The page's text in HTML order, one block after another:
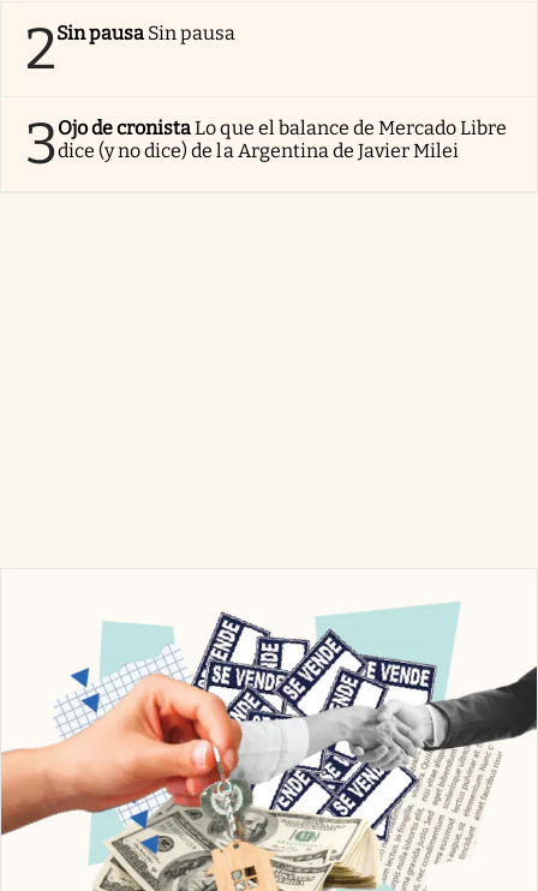
2Sin pausa Sin pausa
3Ojo de cronistaLo que el balance de Mercado Libre
dice (y no dice) de la Argentina de Javier Milei